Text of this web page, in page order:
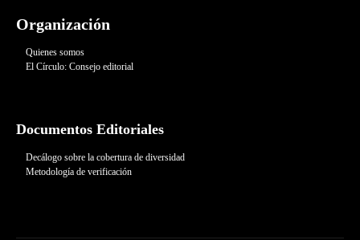
Organización
Quienes somos
El Círculo: Consejo editorial
Documentos Editoriales
Decálogo sobre la cobertura de diversidad
Metodología de verificación